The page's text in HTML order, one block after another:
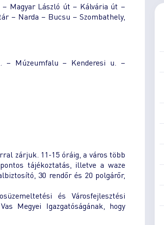
Magyar László út – Kálvária út –
– Narda – Bucsu – Szombathely,
Múzeumfalu – Kenderesi u. –
zárjuk. 11-15 óráig, a város több
tájékoztatás, illetve a waze
30 rendőr és 20 polgárőr,
és Városfejlesztési
Megyei Igazgatóságának, hogy